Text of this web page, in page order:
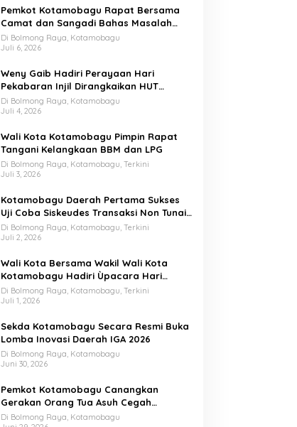
Pemkot Kotamobagu Rapat Bersama
Camat dan Sangadi Bahas Masalah
Sampah
Di Bolmong Raya, Kotamobagu
Juli 6, 2026
Weny Gaib Hadiri Perayaan Hari
Pekabaran Injil Dirangkaikan HUT
GMIBM Bersinode ke-76
Di Bolmong Raya, Kotamobagu
Juli 4, 2026
Wali Kota Kotamobagu Pimpin Rapat
Tangani Kelangkaan BBM dan LPG
Di Bolmong Raya, Kotamobagu, Terkini
Juli 3, 2026
Kotamobagu Daerah Pertama Sukses
Uji Coba Siskeudes Transaksi Non Tunai
di Desa
Di Bolmong Raya, Kotamobagu, Terkini
Juli 2, 2026
Wali Kota Bersama Wakil Wali Kota
Kotamobagu Hadiri Ùpacara Hari
Bhayangkara ke-80
Di Bolmong Raya, Kotamobagu, Terkini
Juli 1, 2026
Sekda Kotamobagu Secara Resmi Buka
Lomba Inovasi Daerah IGA 2026
Di Bolmong Raya, Kotamobagu
Juni 30, 2026
Pemkot Kotamobagu Canangkan
Gerakan Orang Tua Asuh Cegah
Stunting
Di Bolmong Raya, Kotamobagu